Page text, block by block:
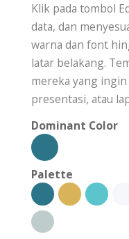
Klik pada tombol
data, dan
warna dan font
latar belakang.
mereka yang
presentasi, atau
Dominant Color
Palette